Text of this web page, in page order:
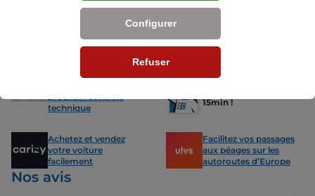
des solutions pour chacun.
prochain contrôle
technique
15min !
Achetez et vendez
votre voiture
facilement
Facilitez vos passages
aux péages sur les
autoroutes d’Europe
Nos avis
Refuser
Configurer